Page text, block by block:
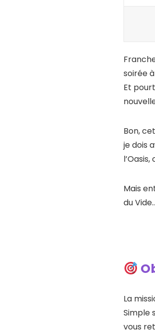
soirée
Et
Bon,
je dois
Mais
du
La
Simple
vous